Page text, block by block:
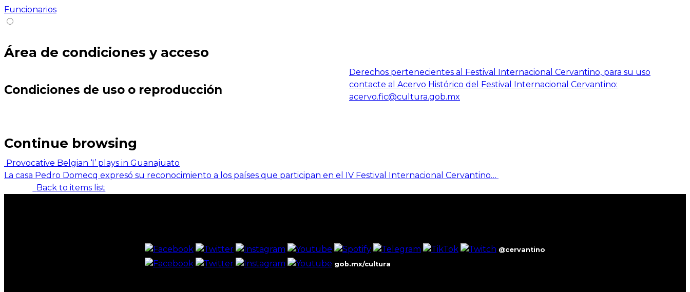
Funcionarios
Área de condiciones y acceso
Condiciones de uso o reproducción
Derechos pertenecientes al Festival Internacional Cervantino, para su uso
contacte al Acervo Histórico del Festival Internacional Cervantino:
acervo.fic@cultura.gob.mx
Continue browsing
Provocative Belgian ‘I’ plays in Guanajuato
La casa Pedro Domecq expresó su reconocimiento a los países que participan en el IV Festival Internacional Cervantino…
Back to items list
@cervantino
gob.mx/cultura